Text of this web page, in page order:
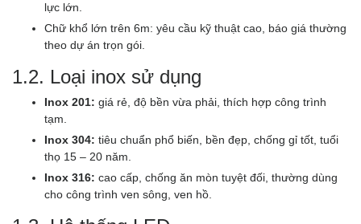
lực lớn.
Chữ khổ lớn trên 6m: yêu cầu kỹ thuật cao, báo giá thường
theo dự án trọn gói.
1.2. Loại inox sử dụng
Inox 201: giá rẻ, độ bền vừa phải, thích hợp công trình
tạm.
Inox 304: tiêu chuẩn phổ biến, bền đẹp, chống gỉ tốt, tuổi
thọ 15 – 20 năm.
Inox 316: cao cấp, chống ăn mòn tuyệt đối, thường dùng
cho công trình ven sông, ven hồ.